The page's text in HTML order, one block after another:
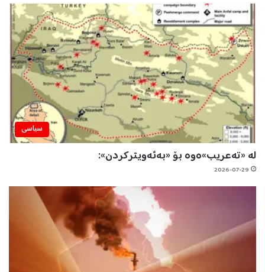
سیاسی
لە «تەعریب»ەوە بۆ «بەئەویترکردن»:
2026-07-29